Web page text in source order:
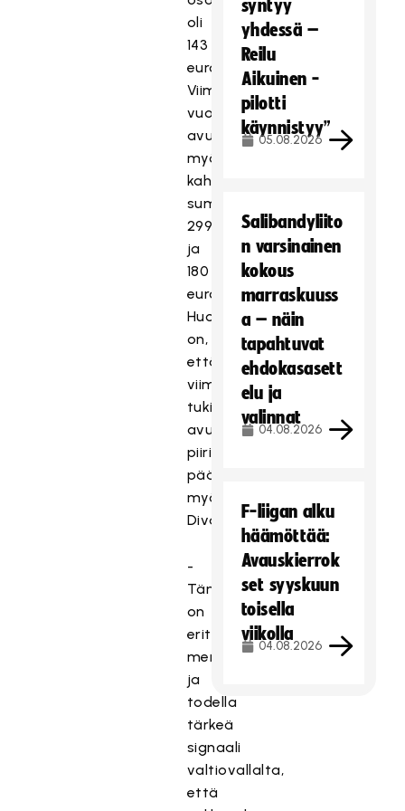
oli
143 000
euroa.
Viime
vuonna
avustuksia
myönnettiin
kahdesti,
summiltaan
299 400
ja
180 000
euroa.
Huomionarvoista
on,
että
viimeisimmässä
tukipaketissa
avustusten
piiriin
pääsevät
myös
Divarijoukkueet.
-
Tämä
on
erittäin
merkittävä
ja
todella
tärkeä
signaali
valtiovallalta,
että
syntyy
yhdessä –
Reilu
Aikuinen -
pilotti
käynnistyy”
05.08.2026
Salibandyliito
n varsinainen
kokous
marraskuuss
a – näin
tapahtuvat
ehdokasasett
elu ja
valinnat
04.08.2026
F-liigan alku
häämöttää:
Avauskierrok
set syyskuun
toisella
viikolla
04.08.2026